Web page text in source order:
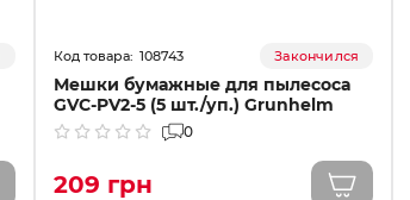
108743 Закончился
Мешки бумажные для пылесоса
GVC-PV2-5 (5 шт./уп.) Grunhelm
0
209 грн